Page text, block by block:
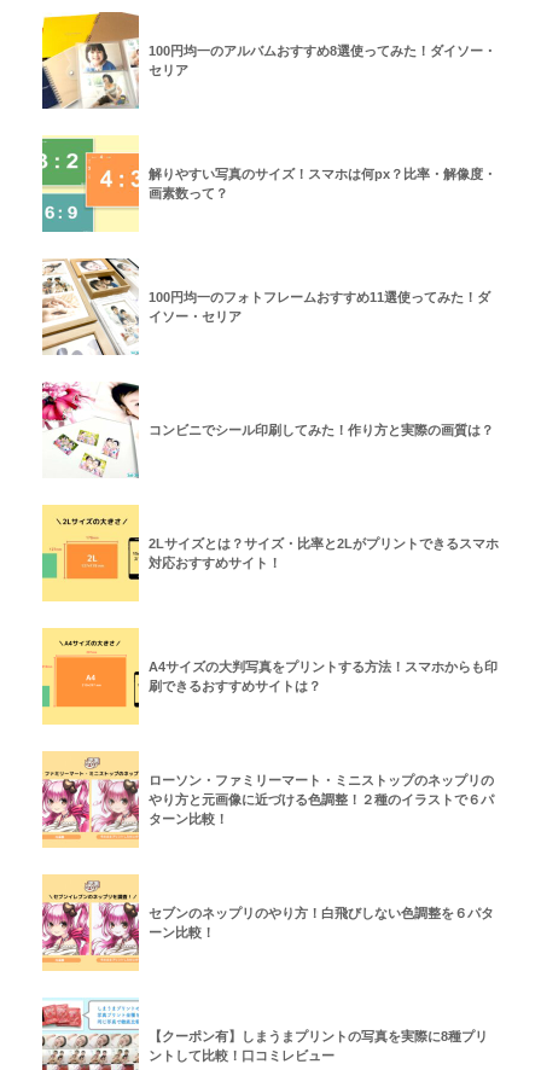
100円均一のアルバムおすすめ8選使ってみた！ダイソー・
セリア
解りやすい写真のサイズ！スマホは何px？比率・解像度・
画素数って？
100円均一のフォトフレームおすすめ11選使ってみた！ダ
イソー・セリア
コンビニでシール印刷してみた！作り方と実際の画質は？
2Lサイズとは？サイズ・比率と2Lがプリントできるスマホ
対応おすすめサイト！
A4サイズの大判写真をプリントする方法！スマホからも印
刷できるおすすめサイトは？
ローソン・ファミリーマート・ミニストップのネップリの
やり方と元画像に近づける色調整！２種のイラストで６パ
ターン比較！
セブンのネップリのやり方！白飛びしない色調整を６パタ
ーン比較！
【クーポン有】しまうまプリントの写真を実際に8種プリ
ントして比較！口コミレビュー